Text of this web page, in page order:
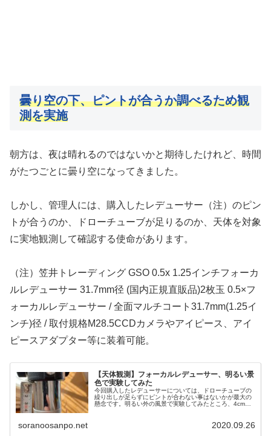
曇り空の下、ピントが合うか調べるため観
測を実施
朝方は、夜は晴れるのではないかと期待したけれど、時間
がたつごとに曇り空になってきました。
しかし、管理人には、購入したレデューサー（注）のピン
トが合うのか、ドローチューブが足りるのか、天体を対象
に実地観測して確認する使命があります。
（注）笠井トレーディング GSO 0.5x 1.25インチフォーカ
ルレデューサー 31.7mm径 (国内正規直販品)2枚玉 0.5×フ
ォーカルレデューサー / 全面マルチコート31.7mm(1.25イ
ンチ)径 / 取付規格M28.5CCDカメラやアイピース、アイ
ピースアダプター等に装着可能。
【天体観測】フォーカルレデューサー、明るい景
色で実験してみた
今回購入したレデューサーについては、ドローチューブの
繰り出しが足らずにピントが合わない事はないかが最大の
懸念です。明るい外の風景で実験してみたところ、4cmく
soranoosanpo.net 2020.09.26